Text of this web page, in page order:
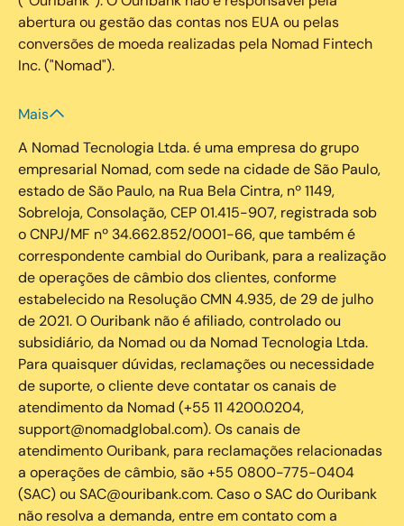
abertura ou gestão das contas nos EUA ou pelas
conversões de moeda realizadas pela Nomad Fintech
Inc. ("Nomad").
Mais
A Nomad Tecnologia Ltda. é uma empresa do grupo
empresarial Nomad, com sede na cidade de São Paulo,
estado de São Paulo, na Rua Bela Cintra, nº 1149,
Sobreloja, Consolação, CEP 01.415-907, registrada sob
o CNPJ/MF nº 34.662.852/0001-66, que também é
correspondente cambial do Ouribank, para a realização
de operações de câmbio dos clientes, conforme
estabelecido na Resolução CMN 4.935, de 29 de julho
de 2021. O Ouribank não é afiliado, controlado ou
subsidiário, da Nomad ou da Nomad Tecnologia Ltda.
Para quaisquer dúvidas, reclamações ou necessidade
de suporte, o cliente deve contatar os canais de
atendimento da Nomad (+55 11 4200.0204,
support@nomadglobal.com). Os canais de
atendimento Ouribank, para reclamações relacionadas
a operações de câmbio, são +55 0800-775-0404
(SAC) ou SAC@ouribank.com. Caso o SAC do Ouribank
não resolva a demanda, entre em contato com a